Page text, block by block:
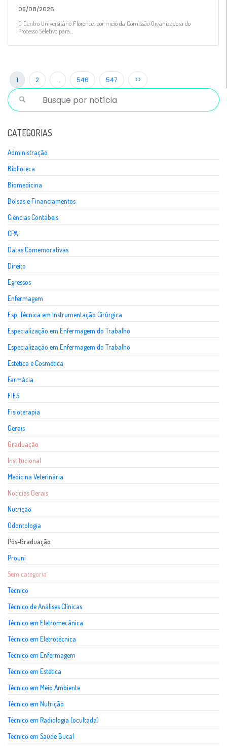
05/08/2026
O Centro Universitário Florence, por meio da Comissão Organizadora do
Processo Seletivo para...
1 2 … 546 547 >>
CATEGORIAS
Administração
Biblioteca
Biomedicina
Bolsas e Financiamentos
Ciências Contábeis
CPA
Datas Comemorativas
Direito
Egressos
Enfermagem
Esp. Técnica em Instrumentação Cirúrgica
Especialização em Enfermagem do Trabalho
Especialização em Enfermagem do Trabalho
Estética e Cosmética
Farmácia
FIES
Fisioterapia
Gerais
Graduação
Institucional
Medicina Veterinária
Notícias Gerais
Nutrição
Odontologia
Pós-Graduação
Prouni
Sem categoria
Técnico
Técnico de Análises Clínicas
Técnico em Eletromecânica
Técnico em Eletrotécnica
Técnico em Enfermagem
Técnico em Estética
Técnico em Meio Ambiente
Técnico em Nutrição
Técnico em Radiologia (ocultada)
Técnico em Saúde Bucal